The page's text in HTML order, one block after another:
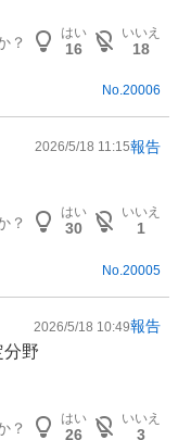
？
はい
16
いいえ
18
No.20006
2026/5/18 11:15報告
？
はい
30
いいえ
1
No. 20005
2026/5/18 10:49報告
分野
？
はい
26
いいえ
3